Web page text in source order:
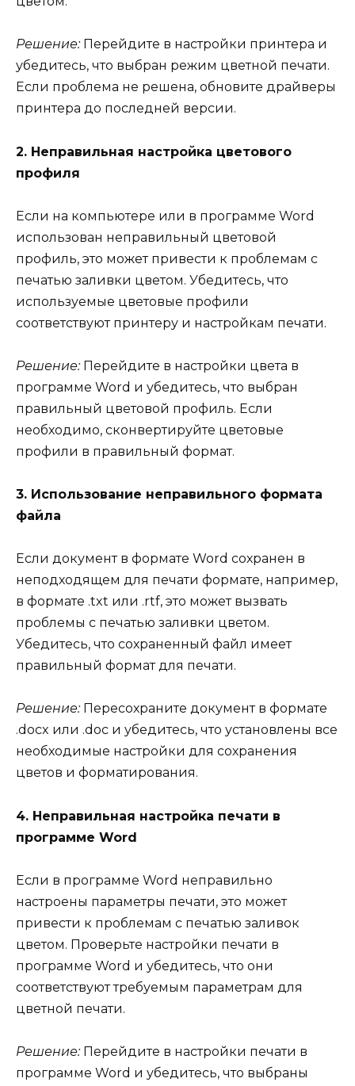
Решение:Перейдите в настройки принтера и
убедитесь, что выбран режим цветной печати.
Если проблема не решена, обновите драйверы
принтера до последней версии.
2. Неправильная настройка цветового
профиля
Если на компьютере или в программе Word
использован неправильный цветовой
профиль, это может привести к проблемам с
печатью заливки цветом. Убедитесь, что
используемые цветовые профили
соответствуют принтеру и настройкам печати.
Решение:Перейдите в настройки цвета в
программе Word и убедитесь, что выбран
правильный цветовой профиль. Если
необходимо, сконвертируйте цветовые
профили в правильный формат.
3. Использование неправильного формата
файла
Если документ в формате Word сохранен в
неподходящем для печати формате, например,
в формате .txt или .rtf, это может вызвать
проблемы с печатью заливки цветом.
Убедитесь, что сохраненный файл имеет
правильный формат для печати.
Решение:Пересохраните документ в формате
.docx или .doc и убедитесь, что установлены все
необходимые настройки для сохранения
цветов и форматирования.
4. Неправильная настройка печати в
программе Word
Если в программе Word неправильно
настроены параметры печати, это может
привести к проблемам с печатью заливок
цветом. Проверьте настройки печати в
программе Word и убедитесь, что они
соответствуют требуемым параметрам для
цветной печати.
Решение:Перейдите в настройки печати в
программе Word и убедитесь, что выбраны